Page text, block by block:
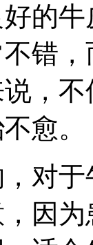
的
错
，
愈。
对
因